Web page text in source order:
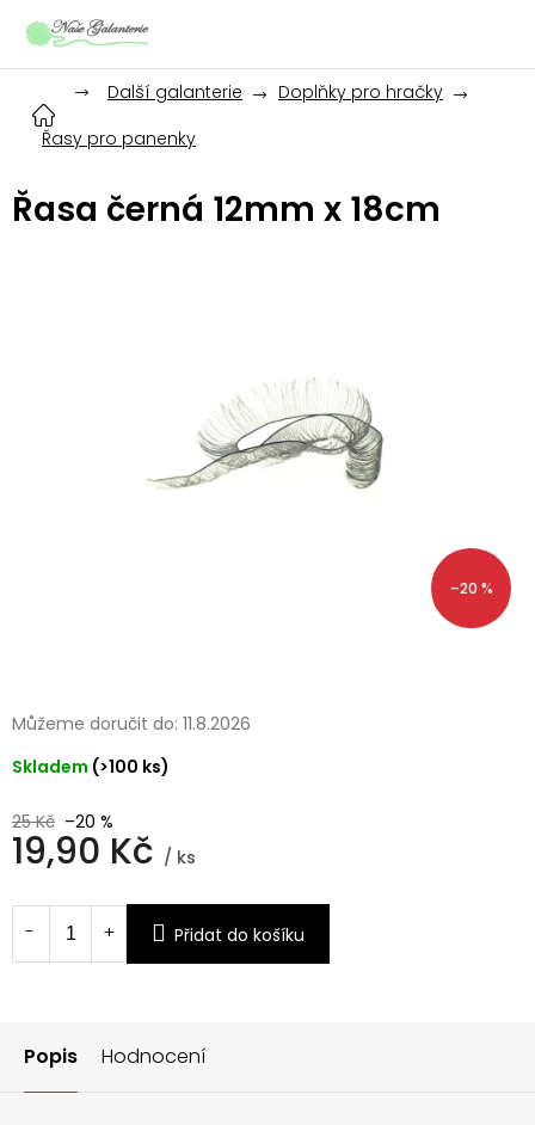
Další galanterie
Doplňky pro hračky
Řasy pro panenky
Řasa černá 12mm x 18cm
–20 %
25 Kč –20 %
19,90 Kč / ks
cena:
Skladem (>100 ks)
Můžeme doručit do: 11.8.2026
Přidat do košíku
Popis Hodnocení